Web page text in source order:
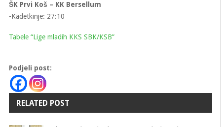
ŠK Prvi Koš – KK Bersellum
-Kadetkinje: 27:10
Tabele “Lige mladih KKS SBK/KSB”
Podjeli post:
RELATED POST